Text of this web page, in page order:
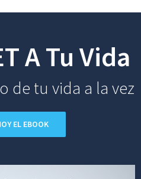
A Tu Vida
de tu vida a la vez
EL EBOOK